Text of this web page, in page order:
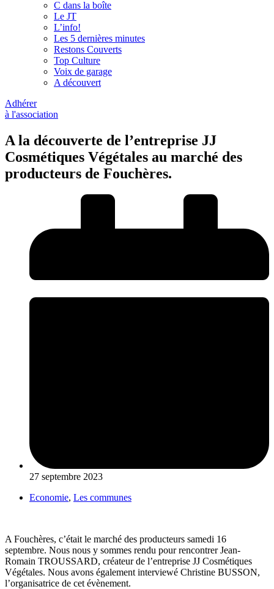
C dans la boîte
Le JT
L’info!
Les 5 dernières minutes
Restons Couverts
Top Culture
Voix de garage
A découvert
Adhérer
à l'association
A la découverte de l’entreprise JJ
Cosmétiques Végétales au marché des
producteurs de Fouchères.
27 septembre 2023
Economie, Les communes
A Fouchères, c’était le marché des producteurs samedi 16
septembre. Nous nous y sommes rendu pour rencontrer Jean-
Romain TROUSSARD, créateur de l’entreprise JJ Cosmétiques
Végétales. Nous avons également interviewé Christine BUSSON,
l’organisatrice de cet évènement.